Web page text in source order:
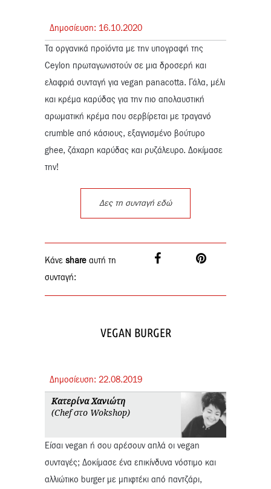
Δημοσίευση: 16.10.2020
Τα οργανικά προϊόντα με την υπογραφή της
Ceylon πρωταγωνιστούν σε μια δροσερή και
ελαφριά συνταγή για vegan panacotta. Γάλα, μέλι
και κρέμα καρύδας για την πιο απολαυστική
αρωματική κρέμα που σερβίρεται με τραγανό
crumble από κάσιους, εξαγνισμένο βούτυρο
ghee, ζάχαρη καρύδας και ρυζάλευρο. Δοκίμασε
την!
Δες τη συνταγή εδώ
Κάνε share αυτή τη
συνταγή:
VEGAN BURGER
Δημοσίευση: 22.08.2019
Κατερίνα Χανιώτη
(Chef στο Wokshop)
Είσαι vegan ή σου αρέσουν απλά οι vegan
συνταγές; Δοκίμασε ένα επικίνδυνα νόστιμο και
αλλιώτικο burger με μπιφτέκι από παντζάρι,